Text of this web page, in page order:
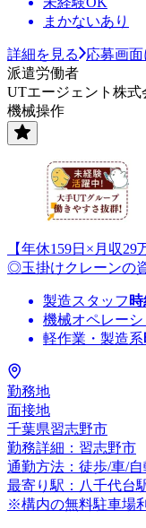
まかないあり
詳細を見る
応募画
派遣労働者
UTエージェント株
機械操作
【年休159日×月収
◎玉掛けクレーンの
製造スタッフ
機械オペレーシ
軽作業・製造系
勤務地
面接地
千葉県習志野市
勤務詳細：習志野市
通勤方法：徒歩/車/
最寄り駅：八千代台
※構内の無料駐車場